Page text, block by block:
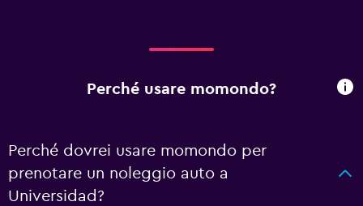
Perché usare momondo?
Perché dovrei usare momondo per
prenotare un noleggio auto a
Universidad?